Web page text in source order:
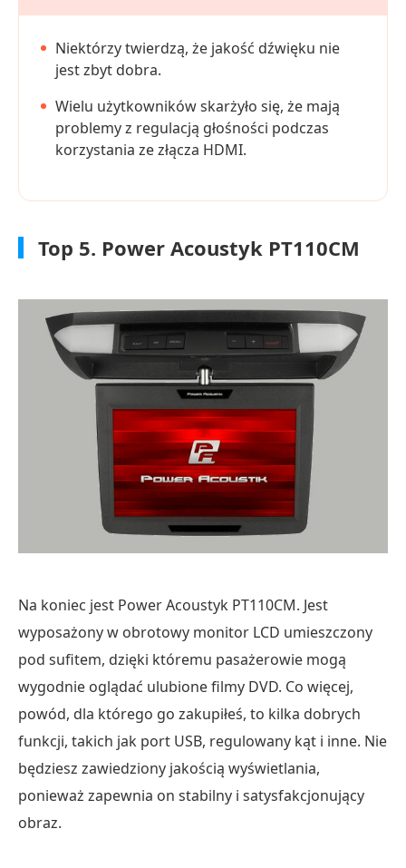
Niektórzy twierdzą, że jakość dźwięku nie
jest zbyt dobra.
Wielu użytkowników skarżyło się, że mają
problemy z regulacją głośności podczas
korzystania ze złącza HDMI.
Top 5. Power Acoustyk PT110CM
Na koniec jest Power Acoustyk PT110CM. Jest
wyposażony w obrotowy monitor LCD umieszczony
pod sufitem, dzięki któremu pasażerowie mogą
wygodnie oglądać ulubione filmy DVD. Co więcej,
powód, dla którego go zakupiłeś, to kilka dobrych
funkcji, takich jak port USB, regulowany kąt i inne. Nie
będziesz zawiedziony jakością wyświetlania,
ponieważ zapewnia on stabilny i satysfakcjonujący
obraz.